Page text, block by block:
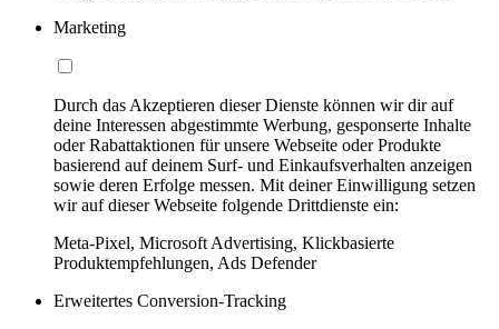
Marketing
Durch das Akzeptieren dieser Dienste können wir dir auf
deine Interessen abgestimmte Werbung, gesponserte Inhalte
oder Rabattaktionen für unsere Webseite oder Produkte
basierend auf deinem Surf- und Einkaufsverhalten anzeigen
sowie deren Erfolge messen. Mit deiner Einwilligung setzen
wir auf dieser Webseite folgende Drittdienste ein:
Meta-Pixel, Microsoft Advertising, Klickbasierte
Produktempfehlungen, Ads Defender
Erweitertes Conversion-Tracking